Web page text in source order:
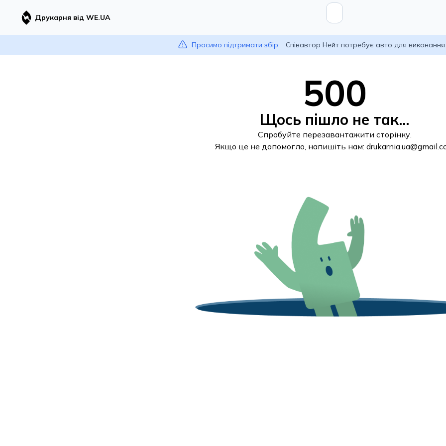
Друкарня від WE.UA
Просимо підтримати збір: Співавтор Нейт потребує авто для
500
Щось пішло не так...
Спробуйте перезавантажити сторінку.
Якщо це не допомогло, напишіть нам: